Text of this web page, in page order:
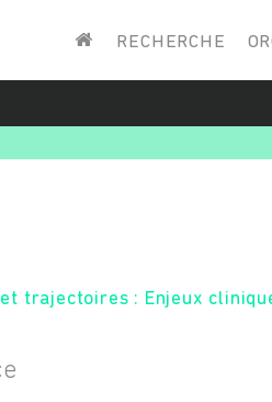
RECHERCHE
trajectoires : Enjeux